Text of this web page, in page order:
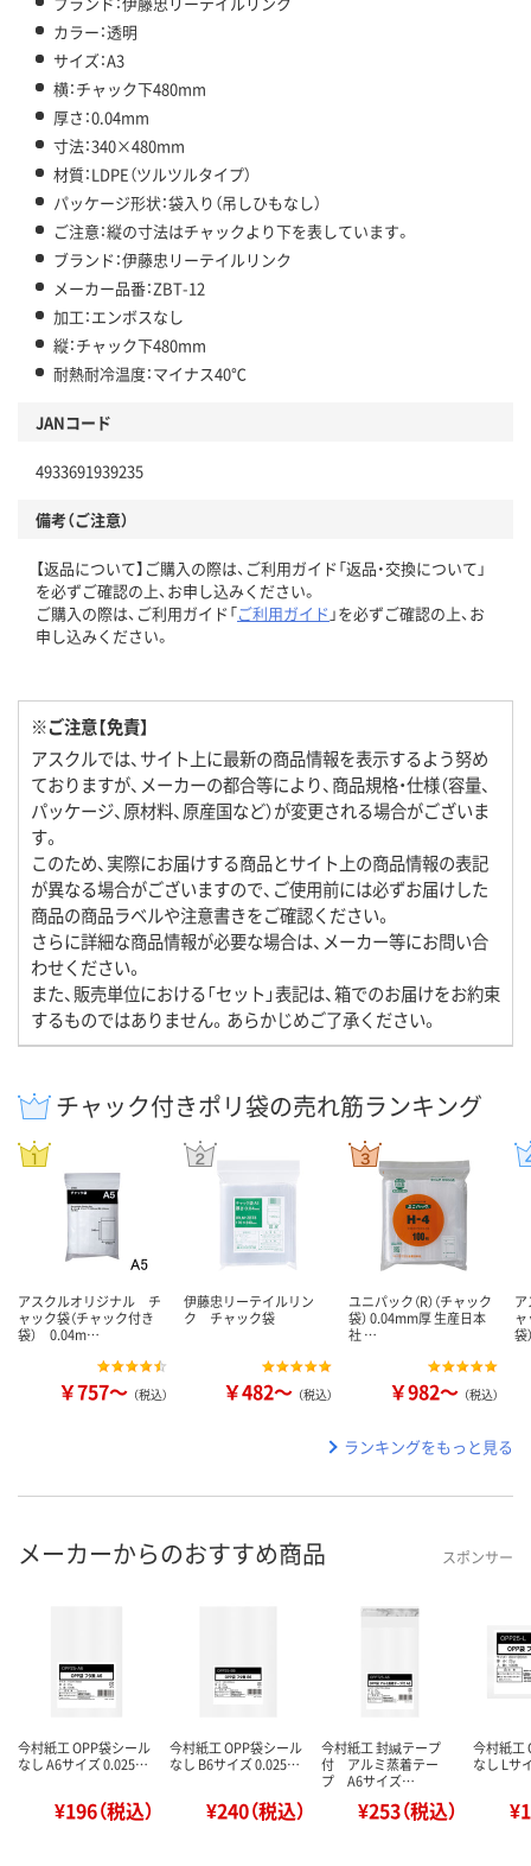
カラー：透明
サイズ：A3
横：チャック下480mm
厚さ：0.04mm
寸法：340×480mm
材質：LDPE（ツルツルタイプ）
パッケージ形状：袋入り（吊しひもなし）
ご注意：縦の寸法はチャックより下を表しています。
ブランド：伊藤忠リーテイルリンク
メーカー品番：ZBT-12
加工：エンボスなし
縦：チャック下480mm
耐熱耐冷温度：マイナス40℃
JANコード
4933691939235
備考（ご注意）
【返品について】ご購入の際は、ご利用ガイド「返品・交換について」
を必ずご確認の上、お申し込みください。
ご購入の際は、ご利用ガイド「ご利用ガイド 」を必ずご確認の上、お
申し込みください。
※ご注意【免責】
アスクルでは、サイト上に最新の商品情報を表示するよう努め
ておりますが、メーカーの都合等により、商品規格・仕様（容量、
パッケージ、原材料、原産国など）が変更される場合がございま
す。
このため、実際にお届けする商品とサイト上の商品情報の表記
が異なる場合がございますので、ご使用前には必ずお届けした
商品の商品ラベルや注意書きをご確認ください。
さらに詳細な商品情報が必要な場合は、メーカー等にお問い合
わせください。
また、販売単位における「セット」表記は、箱でのお届けをお約束
するものではありません。あらかじめご了承ください。
チャック付きポリ袋の売れ筋ランキング
アスクルオリジナル チ
ャック袋（チャック付き
袋） 0.04m…
￥757～ （税込）
伊藤忠リーテイルリン
ク チャック袋
￥482～ （税込）
ユニパック（R）（チャック
袋） 0.04mm厚 生産日本
社 …
￥982～ （税込）
ャ
ランキングをもっと見る
メーカーからのおすすめ商品 スポンサー
今村紙工 OPP袋シール
なし A6サイズ 0.025…
¥196（税込）
今村紙工 OPP袋シール
なし B6サイズ 0.025…
¥240（税込）
今村紙工 封緘テープ
付 アルミ蒸着テー
プ A6サイズ…
¥253（税込）
今村紙工
なし Lサ